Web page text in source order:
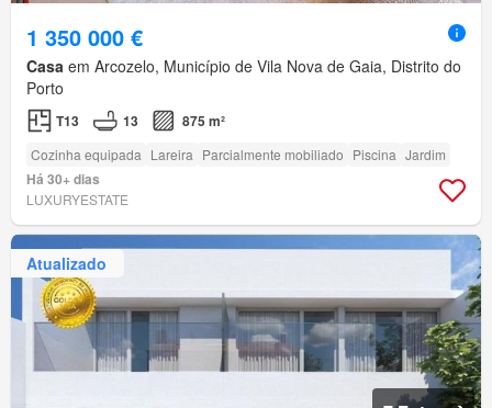
1 350 000 €
Casa em Arcozelo, Município de Vila Nova de Gaia, Distrito do
Porto
T13 13 875 m²
Cozinha equipada Lareira Parcialmente mobiliado Piscina Jardim
Há 30+ dias
LUXURYESTATE
Atualizado